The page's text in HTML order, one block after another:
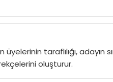
taraflılığı, adayın
oluşturur.